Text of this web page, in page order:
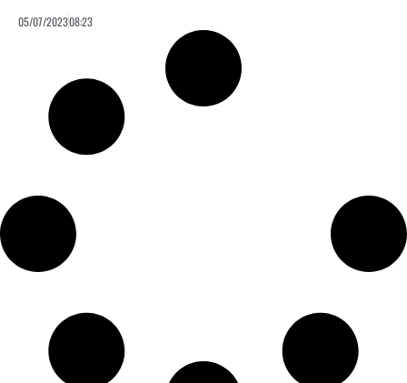
05/07/202308:23